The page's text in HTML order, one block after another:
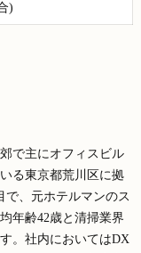
)
で主にオフィスビル
る東京都荒川区に拠
で、元ホテルマンのス
年齢42歳と清掃業界
。社内においてはDX